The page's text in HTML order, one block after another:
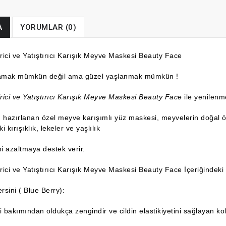
YORUMLAR (0)
ve Yatıştırıcı Karışık Meyve Maskesi Beauty Face
mümkün değil ama güzel yaşlanmak mümkün !
ve Yatıştırıcı Karışık Meyve Maskesi Beauty Face ile
hazırlanan özel meyve karışımlı yüz maskesi, meyvelerin
kırışıklık, lekeler ve yaşlılık
azaltmaya destek verir.
ve Yatıştırıcı Karışık Meyve Maskesi Beauty Face
( Blue Berry):
bakımından oldukça zengindir ve cildin elastikiyetini sağlayan